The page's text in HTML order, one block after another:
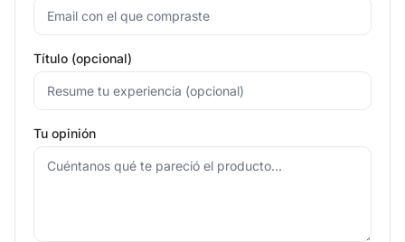
Título (opcional)
Tu opinión